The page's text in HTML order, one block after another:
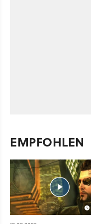
EMPFOHLEN